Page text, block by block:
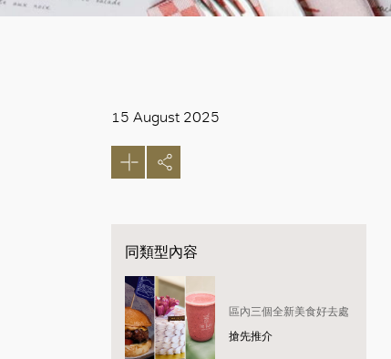
15 August 2025
同類型內容
區內三個全新美食好去處
搶先推介